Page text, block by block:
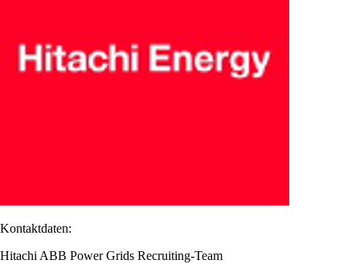
Kontaktdaten:
Hitachi ABB Power Grids Recruiting-Team